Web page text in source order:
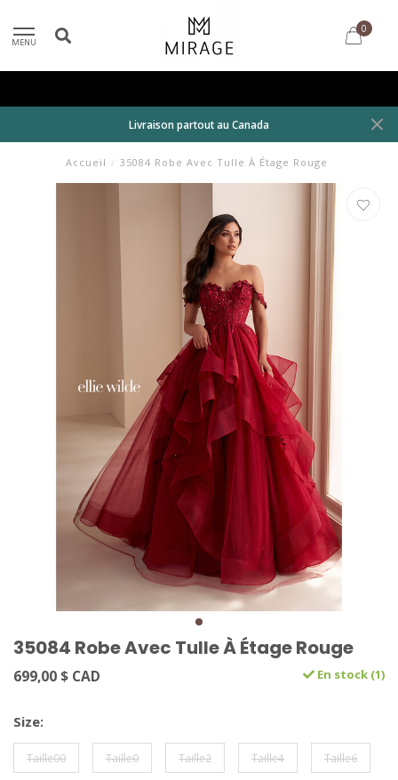
MENU
0
Livraison partout au Canada
Accueil / 35084 Robe Avec Tulle À Étage Rouge
35084 Robe Avec Tulle À Étage Rouge
699,00 $ CAD En stock (1)
Size:
Taille00 Taille0 Taille2 Taille4 Taille6